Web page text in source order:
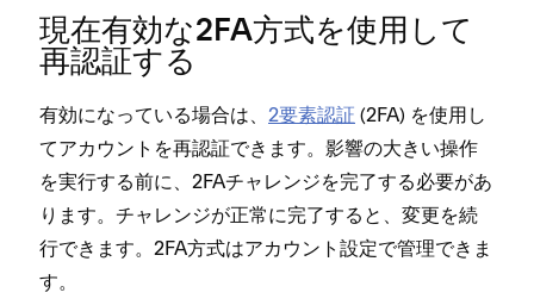
現在有効な2FA方式を使用して
再認証する
有効にな⁠っている場合は⁠、 2要素認証 (⁠2FA⁠) を使用し
てアカウントを再認証できます⁠。影響の大きい操作
を実行する前に⁠、2FAチ⁠ャレンジを完了する必要があ
ります⁠。チ⁠ャレンジが正常に完了すると⁠、変更を続
行できます⁠。2FA方式はアカウント設定で管理できま
す⁠。